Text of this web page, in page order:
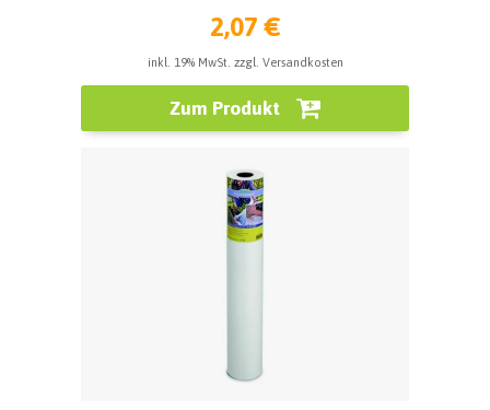
2,07 €
inkl. 19% MwSt. zzgl. Versandkosten
Zum Produkt